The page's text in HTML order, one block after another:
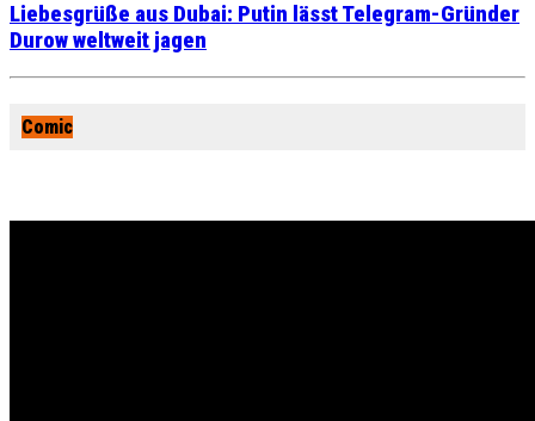
Liebesgrüße aus Dubai: Putin lässt Telegram-Gründer
Durow weltweit jagen
Comic